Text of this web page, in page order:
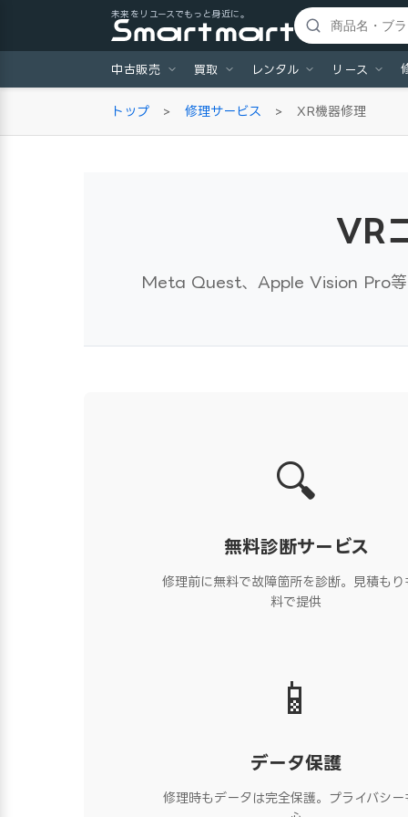
未来をリユースでもっと身近に。
中古販売 買取 レンタル リース
トップ > 修理サービス > XR機器修理
VR
Meta Quest、Apple Vision Pro等
🔍
無料診断サービス
修理前に無料で故障箇所を診断。見積もり
料で提供
📱
データ保護
修理時もデータは完全保護。プライバシー